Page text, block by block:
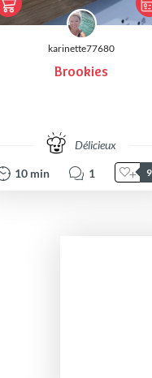
karinette77680
Brookies
Délicieux
10 min 1